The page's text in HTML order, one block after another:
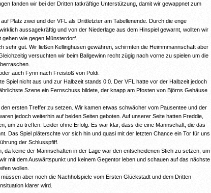
fanden wir bei der Dritten tatkräftige Unterstützung, damit wir gewappnet zum
Platz zwei und der VFL als Drittletzter am Tabellenende. Durch die enge
aussagekräftig und von der Niederlage aus dem Hinspiel gewarnt, wollten wir
wie gegen Münsterdorf.
sehr gut. Wir ließen Kellinghusen gewähren, schirmten die Heimmmannschaft aber
versuchten wir beim Ballgewinn recht zügig nach vorne zu spielen um die
auch Fynn nach Freistoß von Poldi.
Spiel nicht aus und zur Halbzeit stands 0:0. Der VFL hatte vor der Halbzeit jedoch
Szene ein Fernschuss bildete, der knapp am Pfosten von Björns Gehäuse
ersten Treffer zu setzen. Wir kamen etwas schwächer vom Pausentee und der
jedoch weiterhin auf beiden Seiten geboten. Auf unserer Seite hatten Freddie,
um zu treffen. Leider ohne Erfolg. Es war klar, dass die eine Mannschaft, die das
Das Spiel pläterschte vor sich hin und quasi mit der letzten Chance ein Tor für uns
der Schlusspfiff.
da keine der Mannschaften in der Lage war den entscheidenen Stich zu setzen, um
mit dem Auswärtspunkt und keinem Gegentor leben und schauen auf das nächste
wollen.
aber noch die Nachholspiele vom Ersten Glückstadt und dem Dritten
klarer wird.